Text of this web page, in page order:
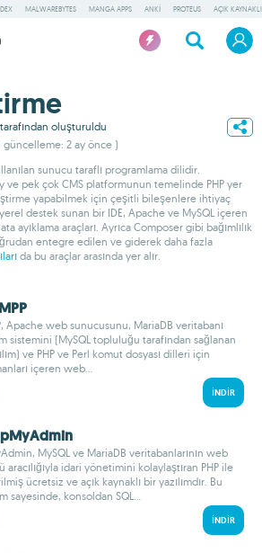
MALWAREBYTES MANGA APPS ANKI PROTEUS AÇIK
tarafından oluşturuldu
güncelleme: 2 ay önce )
sunucu taraflı programlama dilidir.
ve pek çok CMS platformunun temelinde PHP yer
yapabilmek için çeşitli bileşenlere ihtiyaç
yerel destek sunan bir IDE, Apache ve MySQL içeren
ayıklama araçları. Ayrıca Composer gibi bağımlılık
entegre edilen ve giderek daha fazla
da bu araçlar arasında yer alır.
Apache web sunucusunu, MariaDB veritabanı
sistemini (MySQL topluluğu tarafından sağlanan
ve PHP ve Perl komut dosyası dilleri için
içeren web...
İNDIR
MySQL ve MariaDB veritabanlarının web
aracılığıyla idari yönetimini kolaylaştıran PHP ile
ücretsiz ve açık kaynaklı bir yazılımdır. Bu
sayesinde, konsoldan SQL...
İNDIR